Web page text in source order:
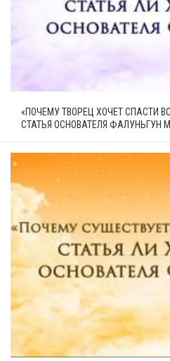
«ПОЧЕМУ ТВОРЕЦ ХОЧЕТ СПАСТИ
СТАТЬЯ ОСНОВАТЕЛЯ ФАЛУНЬГУН